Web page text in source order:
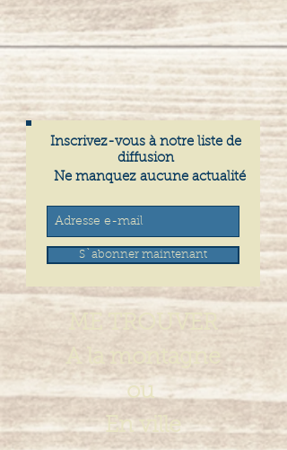
Inscrivez-vous à notre liste de
diffusion
Ne manquez aucune actualité
S`abonner maintenant
ME TROUVER
A la montagne
ou
En ville